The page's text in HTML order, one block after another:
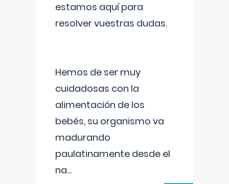
estamos aquí para
resolver vuestras dudas.
Hemos de ser muy
cuidadosas con la
alimentación de los
bebés, su organismo va
madurando
paulatinamente desde el
na...